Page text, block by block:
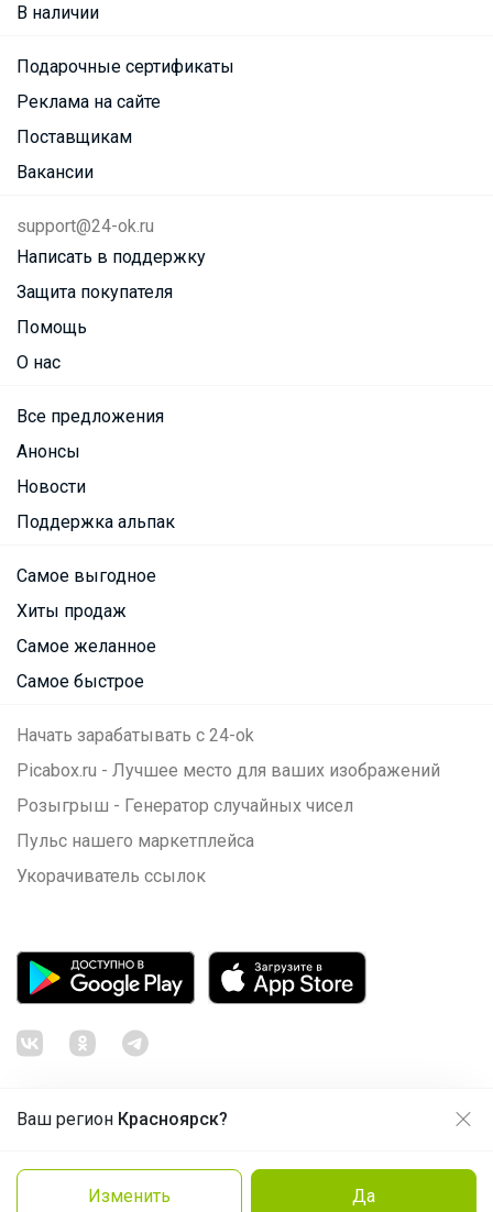
Ваш регион Красноярск?
Изменить Да
В наличии
Подарочные сертификаты
Реклама на сайте
Поставщикам
Вакансии
support@24-ok.ru
Написать в поддержку
Защита покупателя
Помощь
О нас
Все предложения
Анонсы
Новости
Поддержка альпак
Самое выгодное
Хиты продаж
Самое желанное
Самое быстрое
Начать зарабатывать с 24-ok
Picabox.ru - Лучшее место для ваших изображений
Розыгрыш - Генератор случайных чисел
Пульс нашего маркетплейса
Укорачиватель ссылок
Политика конфиденциальности
Cоглашение пользователя
Продолжая использовать этот сайт и нажимая кнопку